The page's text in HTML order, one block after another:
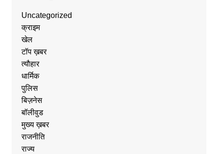
Uncategorized
क्राइम
खेल
टॉप ख़बर
त्यौहार
धार्मिक
पुलिस
बिज़नेस
बॉलीवुड
मुख्य ख़बर
राजनीति
राज्य